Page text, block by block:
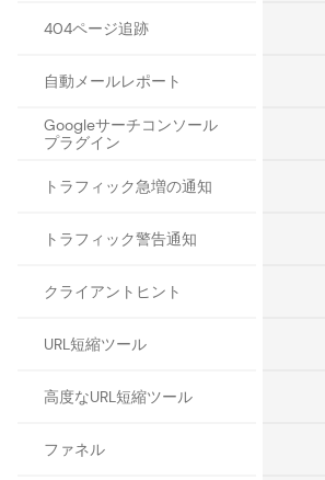
404ページ追跡
自動メールレポート
Googleサーチコンソール
プラグイン
トラフィック急増の通知
トラフィック警告通知
クライアントヒント
URL短縮ツール
高度なURL短縮ツール
ファネル